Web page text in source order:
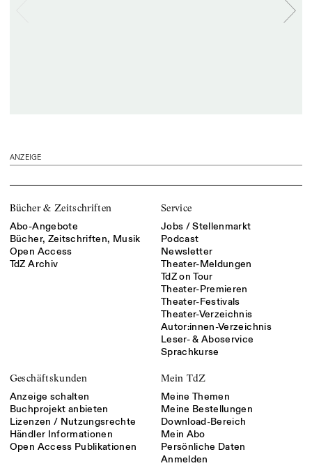
ANZEIGE
Bücher & Zeitschriften
Abo-Angebote
Bücher, Zeitschriften, Musik
Open Access
TdZ Archiv
Service
Jobs / Stellenmarkt
Podcast
Newsletter
Theater-Meldungen
TdZ on Tour
Theater-Premieren
Theater-Festivals
Theater-Verzeichnis
Autor:innen-Verzeichnis
Leser- & Aboservice
Sprachkurse
Geschäftskunden
Anzeige schalten
Buchprojekt anbieten
Lizenzen / Nutzungsrechte
Händler Informationen
Open Access Publikationen
Mein TdZ
Meine Themen
Meine Bestellungen
Download-Bereich
Mein Abo
Persönliche Daten
Anmelden